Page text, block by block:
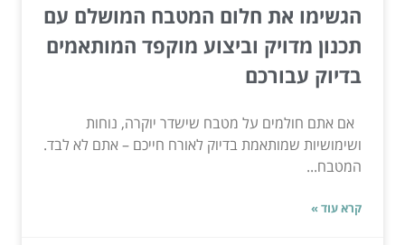
הגשימו את חלום המטבח המושלם עם
תכנון מדויק וביצוע מוקפד המותאמים
בדיוק עבורכם
אם אתם חולמים על מטבח שישדר יוקרה, נוחות
ושימושיות שמותאמת בדיוק לאורח חייכם – אתם לא לבד.
המטבח...
קרא עוד »